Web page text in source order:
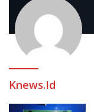
Knews.id